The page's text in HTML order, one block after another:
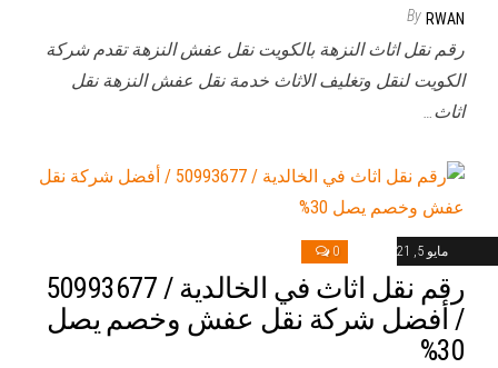
By RWAN
رقم نقل اثاث النزهة بالكويت نقل عفش النزهة تقدم شركة
الكويت لنقل وتغليف الاثاث خدمة نقل عفش النزهة نقل
اثاث…
مايو 5, 2021 0
رقم نقل اثاث في الخالدية / 50993677
/ أفضل شركة نقل عفش وخصم يصل
30%